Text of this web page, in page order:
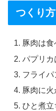
つくり方
豚肉は
パプリカ
フライ
豚肉に
ひと煮